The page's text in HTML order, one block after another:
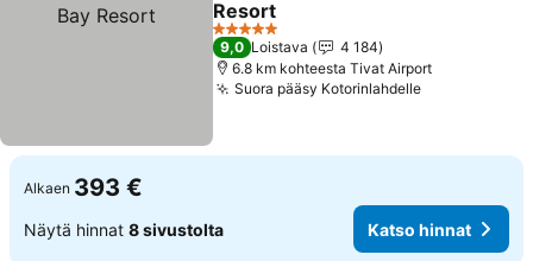
Resort
Katso hinnat
5 Tähtiluokitus
9,0 Loistava
4 184
6.8 km kohteesta Tivat Airport
Suora pääsy KotorinlahdelleKatso hinnat
Alkaen 393 €
Näytä hinnat 8 sivustolta Katso hinnat